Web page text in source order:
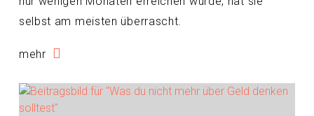
selbst am meisten überrascht.
mehr